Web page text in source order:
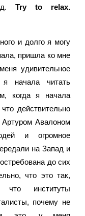
Try to relax.
и долго я могу
пришла ко мне
удивительное
я начала читать
когда я начала
действительно
Авалоном
и огромное
на Запад и
до сих
что это так,
институты
почему не